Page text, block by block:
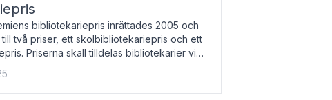
bibliotekariepris inrättades 2005 och
två priser, ett skolbibliotekariepris och ett
Priserna skall tilldelas bibliotekarier vid
skolbibliotek som gjort värdefull